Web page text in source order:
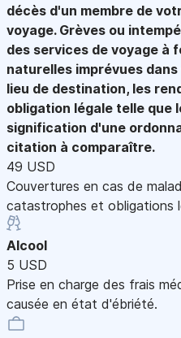
décès d'un membre de
voyage. Grèves ou
des services de voyage à
naturelles imprévues
lieu de destination, les
obligation légale telle que
signification d'une
citation à comparaître.
49 USD
Couvertures en cas de
catastrophes et obligations
Alcool
5 USD
Prise en charge des frais
causée en état d'ébriété.